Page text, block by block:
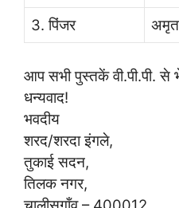
3. पिंजर
आप सभी पुस्तकें वी.पी.पी.
धन्यवाद!
भवदीय
शरद/शरदा इंगले,
तुकाई सदन,
तिलक नगर,